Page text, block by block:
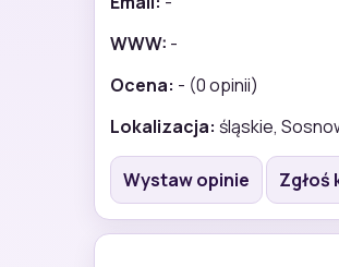
WWW: -
Ocena: - (0 opinii)
Lokalizacja: śląskie,
Wystaw opinie Zgłoś